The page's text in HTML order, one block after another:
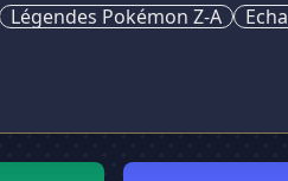
Légendes Pokémon Z-A